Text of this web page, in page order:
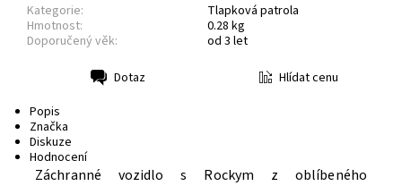
Kategorie:
Tlapková patrola
Hmotnost:
0.28 kg
Doporučený věk:
od 3 let
Dotaz
Hlídat cenu
Popis
Značka
Diskuze
Hodnocení
Záchranné vozidlo s Rockym z oblíbeného